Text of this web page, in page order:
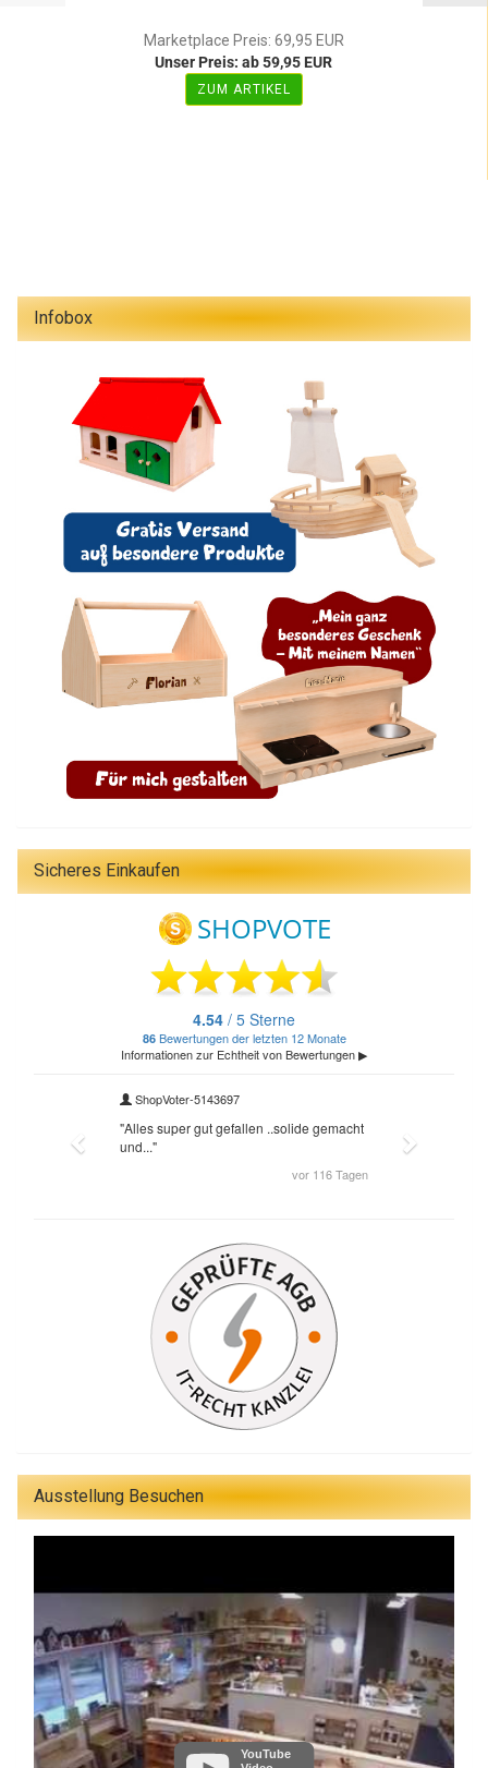
Marketplace Preis: 69,95 EUR
Unser Preis: ab 59,95 EUR
ZUM ARTIKEL
Infobox
Sicheres Einkaufen
Ausstellung Besuchen
YouTube